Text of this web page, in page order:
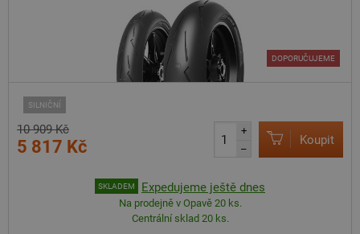
SILNIČNÍ
DOPORUČUJEME
10 909 Kč
5 817 Kč
+
–
Koupit
SKLADEM Expedujeme ještě dnes
Na prodejně v Opavě 20 ks.
Centrální sklad 20 ks.